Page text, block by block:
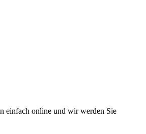
einfach online und wir werden Sie